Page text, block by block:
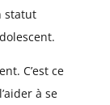
statut
C’est ce
à se